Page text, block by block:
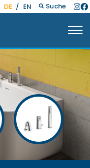
DE / EN Suche